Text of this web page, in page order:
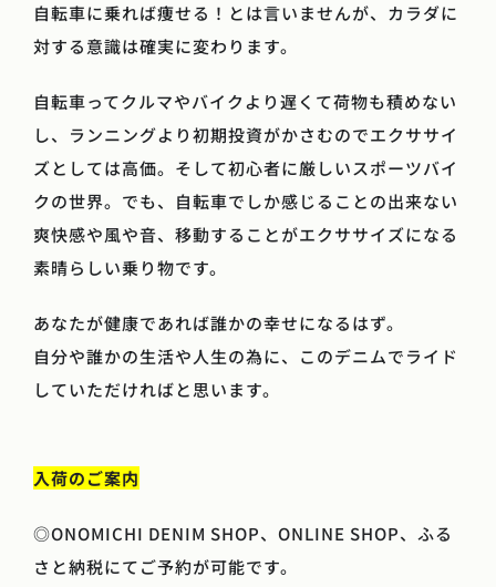
自転車に乗れば痩せる！とは言いませんが、カラダに
対する意識は確実に変わります。
自転車ってクルマやバイクより遅くて荷物も積めない
し、ランニングより初期投資がかさむのでエクササイ
ズとしては高価。そして初心者に厳しいスポーツバイ
クの世界。でも、自転車でしか感じることの出来ない
爽快感や風や音、移動することがエクササイズになる
素晴らしい乗り物です。
あなたが健康であれば誰かの幸せになるはず。
自分や誰かの生活や人生の為に、このデニムでライド
していただければと思います。
入荷のご案内
◎ONOMICHI DENIM SHOP、ONLINE SHOP、ふる
さと納税にてご予約が可能です。